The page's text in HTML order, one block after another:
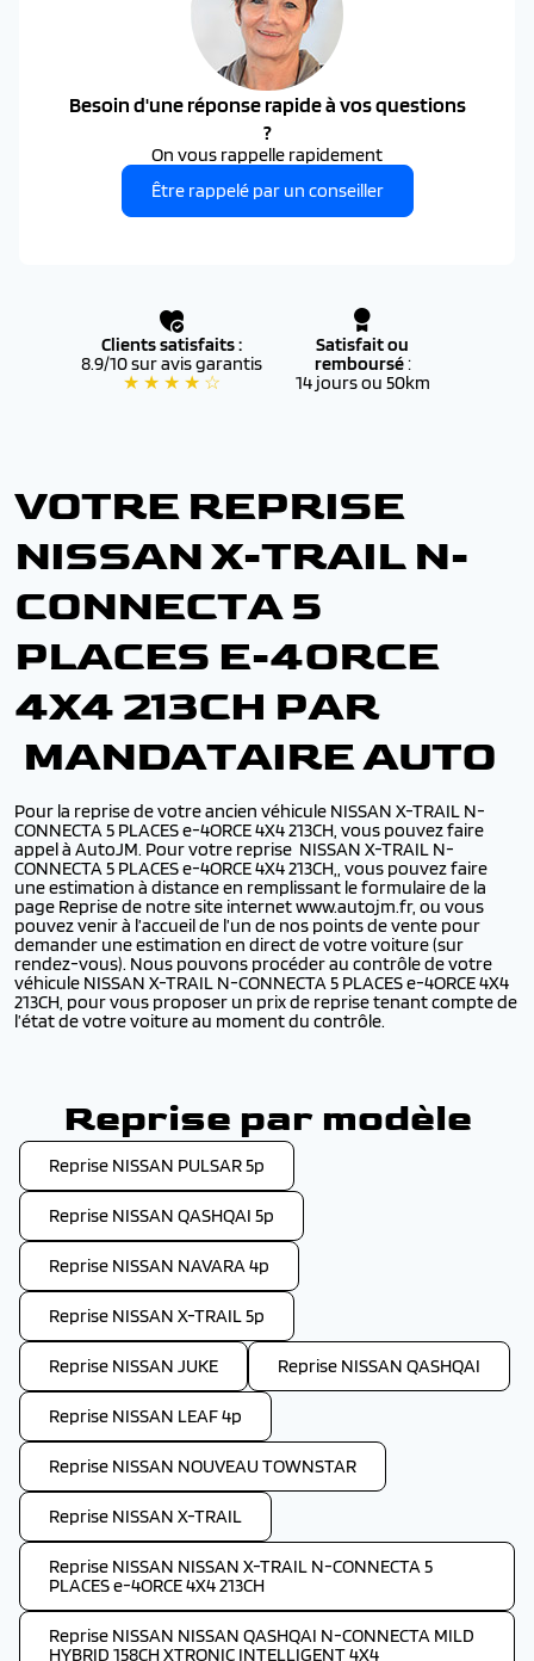
Besoin d'une réponse rapide à vos questions
?
On vous rappelle rapidement
Être rappelé par un conseiller
Clients satisfaits :
8.9/10 sur avis garantis
★ ★ ★ ★ ☆
Satisfait ou
remboursé:
14 jours ou 50km
VOTRE REPRISE
NISSAN X-TRAIL N-
CONNECTA 5
PLACES E-4ORCE
4X4 213CH PAR
MANDATAIRE AUTO
Pour la reprise de votre ancien véhicule NISSAN X-TRAIL N-
CONNECTA 5 PLACES e-4ORCE 4X4 213CH, vous pouvez faire
appel à AutoJM. Pour votre reprise NISSAN X-TRAIL N-
CONNECTA 5 PLACES e-4ORCE 4X4 213CH,, vous pouvez faire
une estimation à distance en remplissant le formulaire de la
page Reprise de notre site internet www.autojm.fr, ou vous
pouvez venir à l’accueil de l’un de nos points de vente pour
demander une estimation en direct de votre voiture (sur
rendez-vous). Nous pouvons procéder au contrôle de votre
véhicule NISSAN X-TRAIL N-CONNECTA 5 PLACES e-4ORCE 4X4
213CH, pour vous proposer un prix de reprise tenant compte de
l’état de votre voiture au moment du contrôle.
Reprise par modèle
Reprise NISSAN PULSAR 5p
Reprise NISSAN QASHQAI 5p
Reprise NISSAN NAVARA 4p
Reprise NISSAN X-TRAIL 5p
Reprise NISSAN JUKE Reprise NISSAN QASHQAI
Reprise NISSAN LEAF 4p
Reprise NISSAN NOUVEAU TOWNSTAR
Reprise NISSAN X-TRAIL
Reprise NISSAN NISSAN X-TRAIL N-CONNECTA 5
PLACES e-4ORCE 4X4 213CH
Reprise NISSAN NISSAN QASHQAI N-CONNECTA MILD
HYBRID 158CH XTRONIC INTELLIGENT 4X4